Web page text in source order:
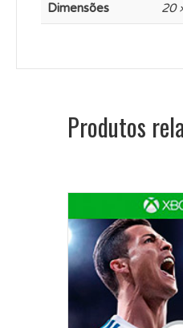
Dimensões 20
Produtos